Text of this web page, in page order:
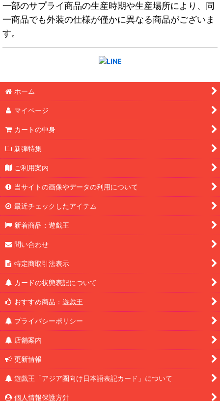
一部のサプライ商品の生産時期や生産場所により、同
一商品でも外装の仕様が僅かに異なる商品がございま
す。
ホーム
マイページ
カートの中身
新弾特集
ご利用案内
当サイトの画像やデータの利用について
最近チェックしたアイテム
新着商品：遊戯王
問い合わせ
特定商取引法表示
カードの状態表記について
おすすめ商品：遊戯王
プライバシーポリシー
店舗案内
更新情報
遊戯王「アジア圏向け日本語表記カード」について
個人情報保護方針